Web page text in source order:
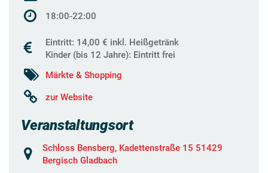
18:00-22:00
Eintritt: 14,00 € inkl. Heißgetränk
Kinder (bis 12 Jahre): Eintritt frei
Märkte & Shopping
zur Website
Veranstaltungsort
Schloss Bensberg, Kadettenstraße 15 51429
Bergisch Gladbach